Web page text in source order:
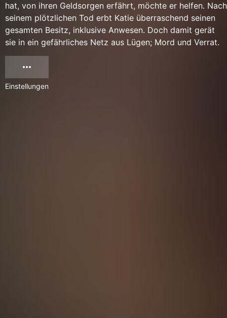
hat, von ihren Geldsorgen erfährt, möchte er helfen. Nach
seinem plötzlichen Tod erbt Katie überraschend seinen
gesamten Besitz, inklusive Anwesen. Doch damit gerät
sie in ein gefährliches Netz aus Lügen; Mord und Verrat.
Einstellungen